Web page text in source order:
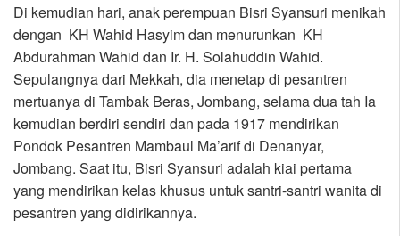
Di kemudian hari, anak perempuan Bisri Syansuri menikah
dengan KH Wahid Hasyim dan menurunkan KH
Abdurahman Wahid dan Ir. H. Solahuddin Wahid.
Sepulangnya dari Mekkah, dia menetap di pesantren
mertuanya di Tambak Beras, Jombang, selama dua tah Ia
kemudian berdiri sendiri dan pada 1917 mendirikan
Pondok Pesantren Mambaul Ma’arif di Denanyar,
Jombang. Saat itu, Bisri Syansuri adalah kiai pertama
yang mendirikan kelas khusus untuk santri-santri wanita di
pesantren yang didirikannya.